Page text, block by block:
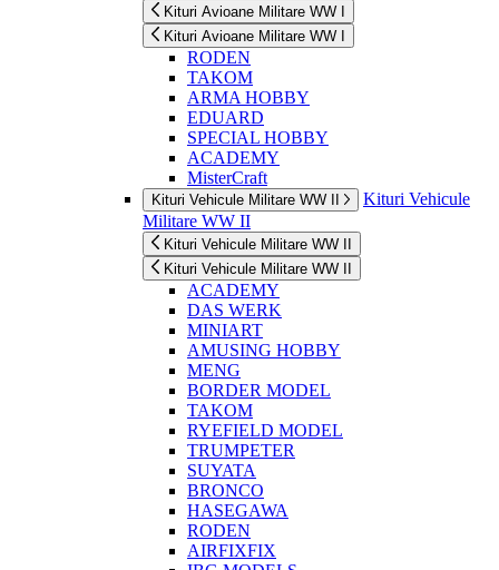
Kituri Avioane Militare WW I
Kituri Avioane Militare WW I
RODEN
TAKOM
ARMA HOBBY
EDUARD
SPECIAL HOBBY
ACADEMY
MisterCraft
Kituri Vehicule Militare WW II
Kituri Vehicule
Militare WW II
Kituri Vehicule Militare WW II
Kituri Vehicule Militare WW II
ACADEMY
DAS WERK
MINIART
AMUSING HOBBY
MENG
BORDER MODEL
TAKOM
RYEFIELD MODEL
TRUMPETER
SUYATA
BRONCO
HASEGAWA
RODEN
AIRFIXFIX